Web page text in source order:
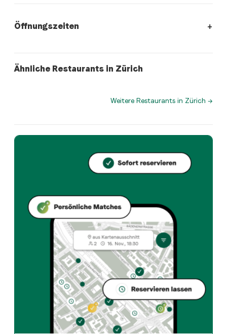
Öffnungszeiten
Ähnliche Restaurants in Zürich
asianFusion
Hong Kong Food Paradise
sushi
Negishi
Wo befindet sich Barfüsser Sushi Bar & Lounge
Barfüsser Sushi Bar & Lounge Niederdorf bietet
Reserviere direkt über die Taste Match App – in
Wann ist Barfüsser Sushi Bar & Lounge Niederdorf
Die Taste Match App analysiert deinen
Weitere Restaurants in Zürich →